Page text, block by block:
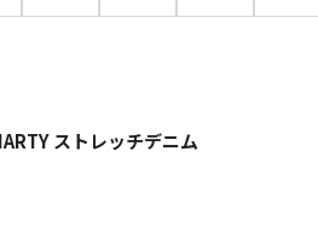
ストレッチデニム